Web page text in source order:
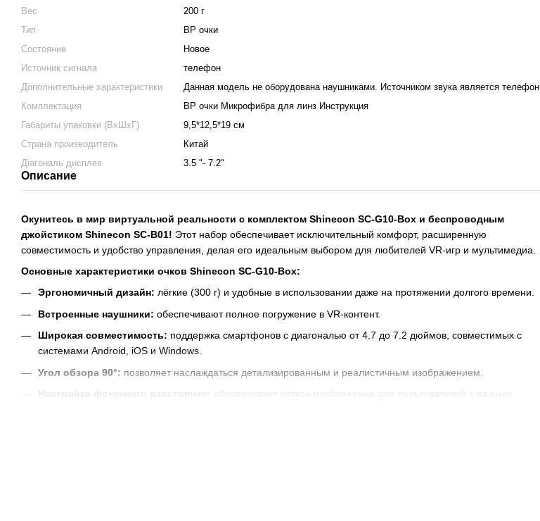
Вес
200 г
Тип
ВР очки
Состояние
Новое
Источник сигнала
телефон
Дополнительные характеристики
Данная модель не оборудована наушниками. Источником звука является телефон
Комплектация
ВР очки Микрофибра для линз Инструкция
Габариты упаковки (ВхШхГ)
9,5*12,5*19 см
Страна производитель
Китай
Діагональ дисплея
3.5 "- 7.2"
Описание
Окунитесь в мир виртуальной реальности с комплектом Shinecon SC-G10-Box и беспроводным
джойстиком Shinecon SC-B01! Этот набор обеспечивает исключительный комфорт, расширенную
совместимость и удобство управления, делая его идеальным выбором для любителей VR-игр и мультимедиа.
Основные характеристики очков Shinecon SC-G10-Box:
Эргономичный дизайн: лёгкие (300 г) и удобные в использовании даже на протяжении долгого времени.
Встроенные наушники: обеспечивают полное погружение в VR-контент.
Широкая совместимость: поддержка смартфонов с диагональю от 4.7 до 7.2 дюймов, совместимых с
системами Android, iOS и Windows.
Угол обзора 90°: позволяет наслаждаться детализированным и реалистичным изображением.
Настройка фокусного расстояния:
обеспечивает чёткое изображение для пользователей с разным